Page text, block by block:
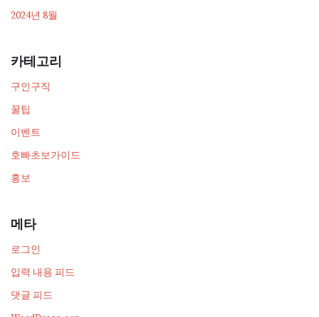
2024년 8월
카테고리
구인구직
꿀팁
이벤트
호빠초보가이드
홍보
메타
로그인
입력 내용 피드
댓글 피드